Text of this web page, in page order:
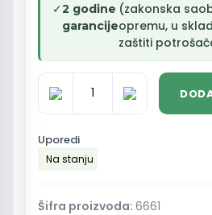
✓2 godine
garancije
(zakonska
opremu, u
zaštiti
Opruga
za
rampu
količina
Uporedi
Na stanju
Šifra proizvoda: 6661